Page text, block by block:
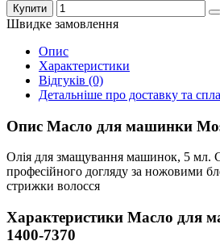
Купити
Швидке замовлення
Опис
Характеристики
Відгуків (0)
Детальніше про доставку та
Опис Масло для машинки
Олія для змащування машинок, 5 мл.
професійного догляду за ножовими
стрижки волосся
Характеристики Масло для
1400-7370